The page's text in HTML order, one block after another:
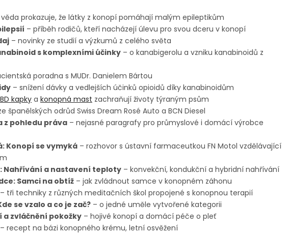
prokazuje, že látky z konopí pomáhají malým epileptikům
– příběh rodičů, kteří nacházejí úlevu pro svou dceru v konopí
– novinky ze studií a výzkumů z celého světa
s komplexními účinky – o kanabigerolu a vzniku kanabinoidů z
poradna s MUDr. Danielem Bártou
– snížení dávky a vedlejších účinků opioidů díky kanabinoidům
kapkya konopná mast zachraňují životy týraným psům
španělských odrůd Swiss Dream Rosé Auto a BCN Diesel
z pohledu práva – nejasné paragrafy pro průmyslové i domácí výrobce
Konopí se vymyká – rozhovor s ústavní farmaceutkou FN Motol vzdělávající
Nahřívání a nastavení teploty – konvekční, kondukční a hybridní nahřívání
Samci na obtíž – jak zvládnout samce v konopném záhonu
– tři techniky z různých meditačních škol propojené s konopnou terapií
se vzalo a co je zač? – o jedné uměle vytvořené kategorii
a zvláčnění pokožky – hojivé konopí a domácí péče o pleť
– recept na bázi konopného krému, letní osvěžení